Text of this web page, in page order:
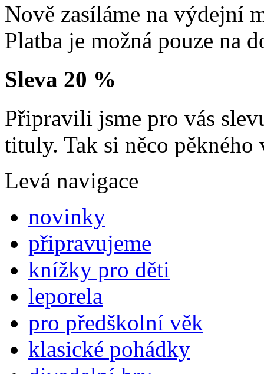
Nově zasíláme na výdejní
Platba je možná pouze na
Sleva 20 %
Připravili jsme pro vás
tituly. Tak si něco pěkného
Levá navigace
novinky
připravujeme
knížky pro děti
leporela
pro předškolní věk
klasické pohádky